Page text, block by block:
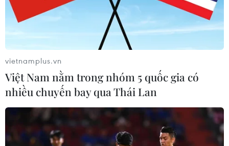
vietnamplus.vn
Việt Nam nằm trong nhóm 5 quốc gia có
nhiều chuyến bay qua Thái Lan